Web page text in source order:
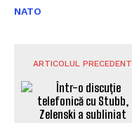
NATO
ARTICOLUL PRECEDENT